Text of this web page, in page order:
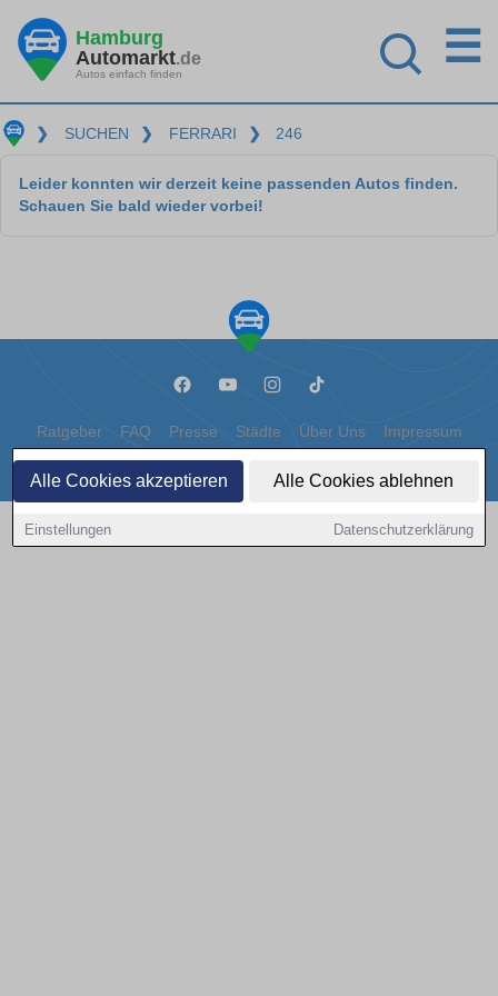
Alle Cookies akzeptieren Alle Cookies ablehnen
Einstellungen Datenschutzerklärung
Hamburg
Automarkt.de
Autos einfach finden
☰
❯ SUCHEN ❯ FERRARI ❯ 246
Leider konnten wir derzeit keine passenden Autos finden.
Schauen Sie bald wieder vorbei!
Ratgeber FAQ Presse Städte Über Uns Impressum
Datenschutz Cookies
Copyright © 2000 - 2026 | 1A Infosysteme GmbH | Content by: 1a-sites-autos